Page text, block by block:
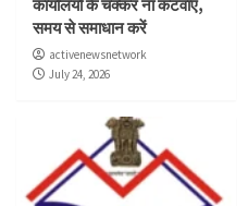
कार्यालयों के चक्कर ना कटवाएं,
समय से समाधान करें
activenewsnetwork
July 24, 2026